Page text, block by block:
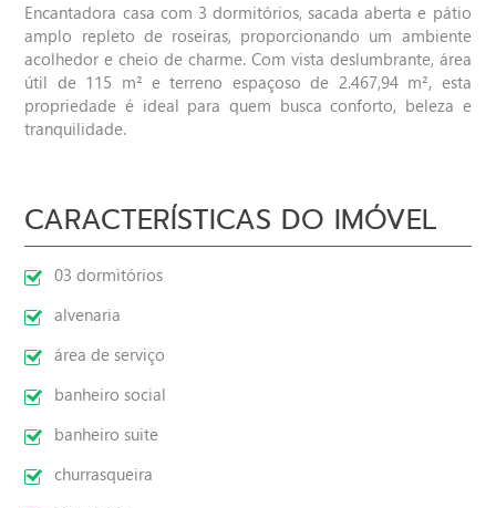
Encantadora casa com 3 dormitórios, sacada aberta e pátio
amplo repleto de roseiras, proporcionando um ambiente
acolhedor e cheio de charme. Com vista deslumbrante, área
útil de 115 m² e terreno espaçoso de 2.467,94 m², esta
propriedade é ideal para quem busca conforto, beleza e
tranquilidade.
CARACTERÍSTICAS DO IMÓVEL
03 dormitórios
alvenaria
área de serviço
banheiro social
banheiro suite
churrasqueira